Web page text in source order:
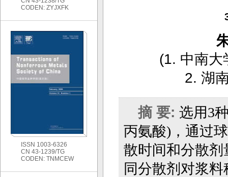
(1. 中南大
2. 湖
摘 要: 选用3
丙氨酸) ，通过
散时间和分散剂
同分散剂对浆
CODEN: ZYJXFK
ISSN 1003-6326
CN 43-1239/TG
CODEN: TNMCEW